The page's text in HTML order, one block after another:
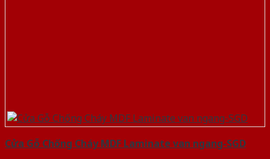
Cửa Gỗ Chống Cháy MDF Laminate van ngang-SGD